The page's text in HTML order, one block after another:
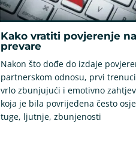
Kako vratiti povjerenje
prevare
Nakon što dođe do izdaje
partnerskom odnosu, prvi
vrlo zbunjujući i emotivno
koja je bila povrijeđena često
tuge, ljutnje, zbunjenosti